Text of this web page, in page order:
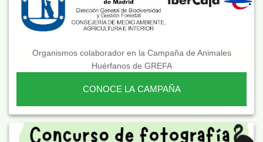
Organismos colaborador en la Campaña de Animales
Huérfanos de GREFA
CONOCE LA CAMPAÑA